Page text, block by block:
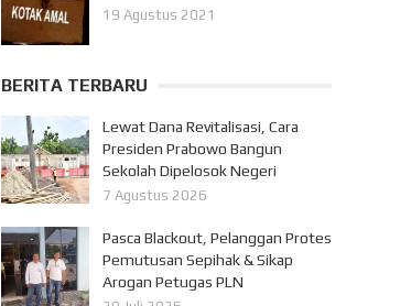
19 Agustus 2021
BERITA TERBARU
Lewat Dana Revitalisasi, Cara
Presiden Prabowo Bangun
Sekolah Dipelosok Negeri
7 Agustus 2026
Pasca Blackout, Pelanggan Protes
Pemutusan Sepihak & Sikap
Arogan Petugas PLN